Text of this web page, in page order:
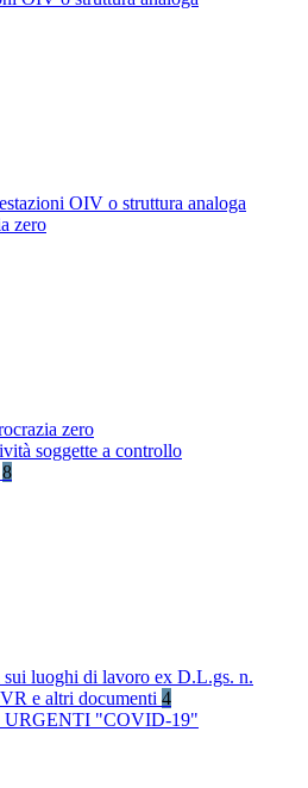
OIV o struttura analoga
zero
zero
soggette a controllo
8
sui luoghi di lavoro ex D.L.gs. n.
e altri documenti 4
URGENTI "COVID-19"